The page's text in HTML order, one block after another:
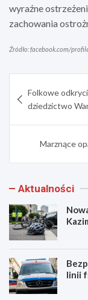
wyraźne
zachowania
Źródło: facebook.com/
wpisu
Folkowe
dziedzictwo
Marznące
Aktualności
linii